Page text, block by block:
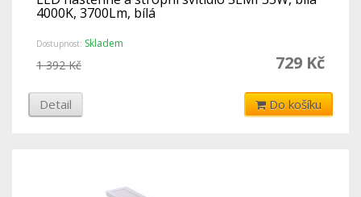
4000K, 3700Lm, bílá
Dostupnost: Skladem
729 Kč
1 392 Kč
Detail Do košíku